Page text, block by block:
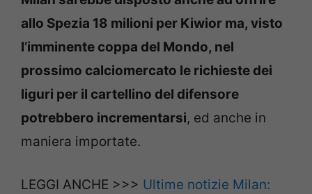
allo Spezia 18 milioni per Kiwior ma, visto
l’imminente coppa del Mondo, nel
prossimo calciomercato le richieste dei
liguri per il cartellino del difensore
potrebbero incrementarsi, ed anche in
maniera importate.
LEGGI ANCHE >>> Ultime notizie Milan: